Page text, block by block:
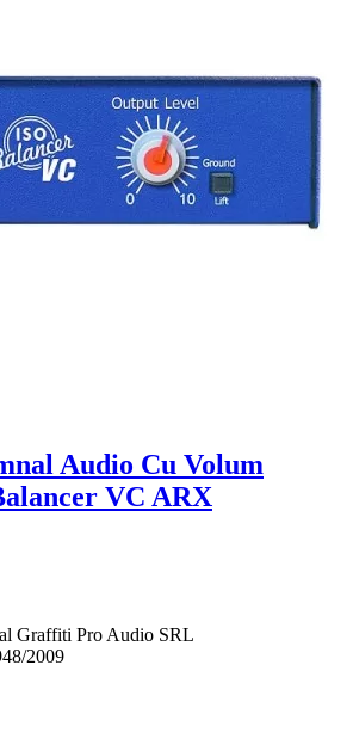
Audio Cu Volum
VC ARX
Graffiti Pro Audio SRL
2009